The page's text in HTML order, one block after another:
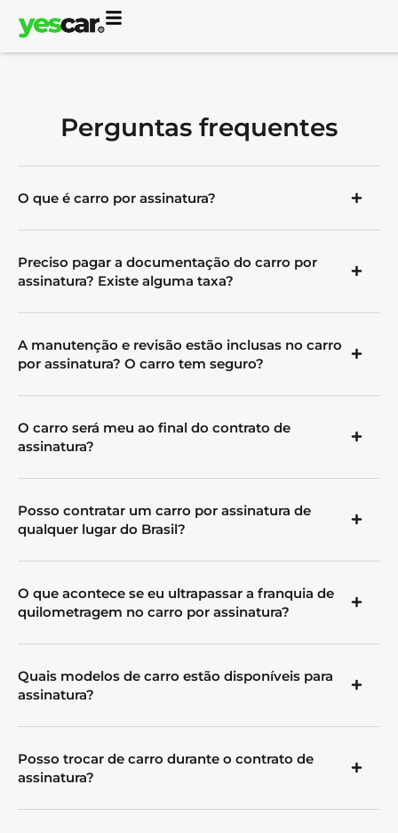
Perguntas frequentes
O que é carro por assinatura?
Preciso pagar a documentação do carro por
assinatura? Existe alguma taxa?
A manutenção e revisão estão inclusas no carro
por assinatura? O carro tem seguro?
O carro será meu ao final do contrato de
assinatura?
Posso contratar um carro por assinatura de
qualquer lugar do Brasil?
O que acontece se eu ultrapassar a franquia de
quilometragem no carro por assinatura?
Quais modelos de carro estão disponíveis para
assinatura?
Posso trocar de carro durante o contrato de
assinatura?